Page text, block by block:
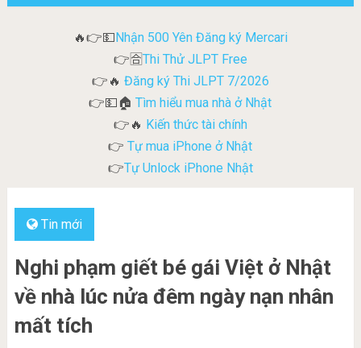
🔥👉💵Nhận 500 Yên Đăng ký Mercari
👉🈴Thi Thử JLPT Free
👉🔥 Đăng ký Thi JLPT 7/2026
👉💵🏠Tìm hiểu mua nhà ở Nhật
👉🔥 Kiến thức tài chính
👉 Tự mua iPhone ở Nhật
👉Tự Unlock iPhone Nhật
Tin mới
Nghi phạm giết bé gái Việt ở Nhật
về nhà lúc nửa đêm ngày nạn nhân
mất tích